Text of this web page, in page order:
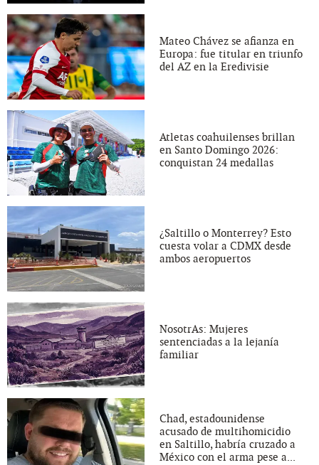
Mateo Chávez se afianza en
Europa: fue titular en triunfo
del AZ en la Eredivisie
Atletas coahuilenses brillan
en Santo Domingo 2026:
conquistan 24 medallas
¿Saltillo o Monterrey? Esto
cuesta volar a CDMX desde
ambos aeropuertos
NosotrAs: Mujeres
sentenciadas a la lejanía
familiar
Chad, estadounidense
acusado de multihomicidio
en Saltillo, habría cruzado a
México con el arma pese a...